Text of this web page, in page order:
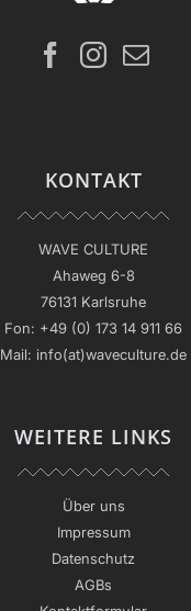
KONTAKT
WAVE CULTURE
Ahaweg 6-8
76131 Karlsruhe
Fon: +49 (0) 173 14 911 66
Mail: info(at)waveculture.de
WEITERE LINKS
Über uns
Impressum
Datenschutz
AGBs